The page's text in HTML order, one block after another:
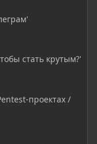
стать крутым?'
проектах /